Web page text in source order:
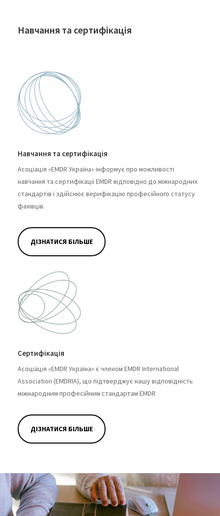
Навчання та сертифікація
Навчання та сертифікація
Асоціація «EMDR Україна» інформує про можливості
навчання та сертифікації EMDR відповідно до міжнародних
стандартів і здійснює верифікацію професійного статусу
фахівців.
ДІЗНАТИСЯ БІЛЬШЕ
Сертифікація
Асоціація «EMDR Україна» є членом EMDR International
Association (EMDRIA), що підтверджує нашу відповідність
міжнародним професійним стандартам EMDR
ДІЗНАТИСЯ БІЛЬШЕ